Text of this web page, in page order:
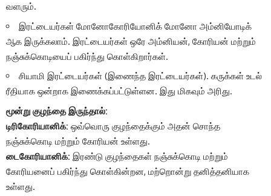
வளரும்.
இரட்டையர்கள் மோனோகோரியோனிக் மோனோ அம்னியோடிக்
ஆக இருக்கலாம். இரட்டையர்கள் ஒரே அம்னியன், கோரியன் மற்றும்
நஞ்சுக்கொடியைப் பகிர்ந்து கொள்கிறார்கள்.
சியாமி இரட்டையர்கள் (இணைந்த இரட்டையர்கள்). கருக்கள் உடல்
ரீதியாக ஒன்றாக இணைக்கப்பட்டுள்ளன. இது மிகவும் அரிது.
மூன்று குழந்தை இருந்தால்:
டிரிகோரியானிக்: ஒவ்வொரு குழந்தைக்கும் அதன் சொந்த
நஞ்சுக்கொடி மற்றும் கோரியன் உள்ளது.
டைகோரியானிக்: இரண்டு குழந்தைகள் நஞ்சுக்கொடி மற்றும்
கோரியனைப் பகிர்ந்து கொள்கின்றன, மற்றொன்று தனித்தனியாக
உள்ளது.